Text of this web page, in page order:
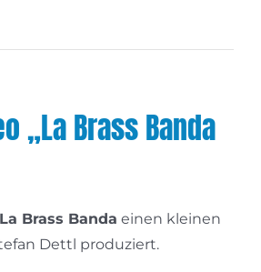
„La Brass Banda
La Brass Banda einen kleinen
Dettl produziert.